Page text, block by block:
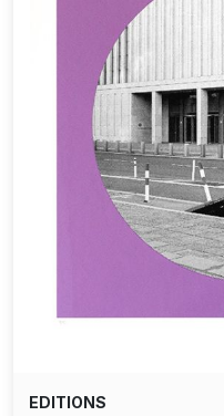
EDITIONS